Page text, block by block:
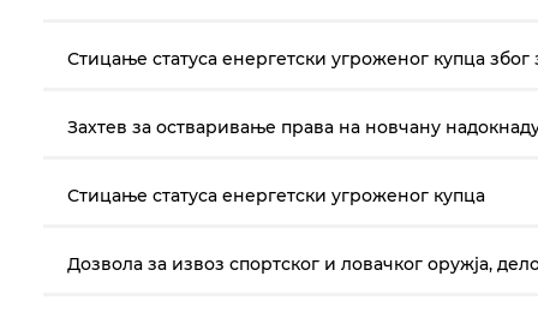
Стицање статуса енергетски угроженог купца због
Захтев за остваривање права на новчану
Стицање статуса енергетски угроженог купца
Дозвола за извоз спортског и ловачког оружја,